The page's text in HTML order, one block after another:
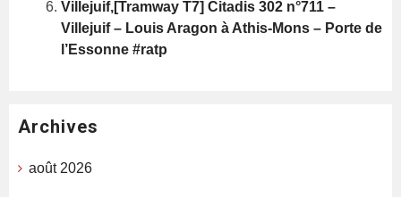
Villejuif,[Tramway T7] Citadis 302 n°711 –
Villejuif – Louis Aragon à Athis-Mons – Porte de
l’Essonne #ratp
Archives
août 2026